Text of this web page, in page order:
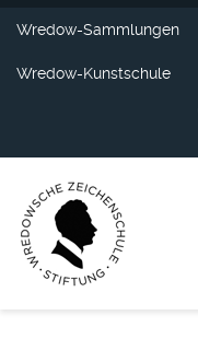
Wredow-Sammlungen
Wredow-Kunstschule